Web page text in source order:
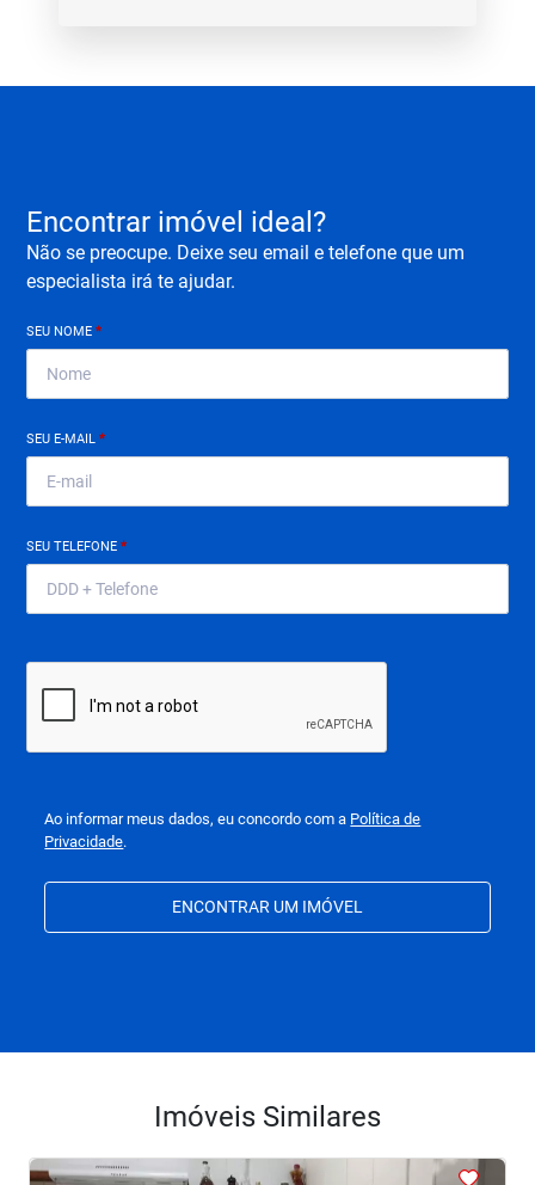
Encontrar imóvel ideal?
Não se preocupe. Deixe seu email e telefone que um
especialista irá te ajudar.
SEU NOME*
SEU E-MAIL*
SEU TELEFONE*
Ao informar meus dados, eu concordo com a Política de
Privacidade.
ENCONTRAR UM IMÓVEL
Imóveis Similares
<<<<